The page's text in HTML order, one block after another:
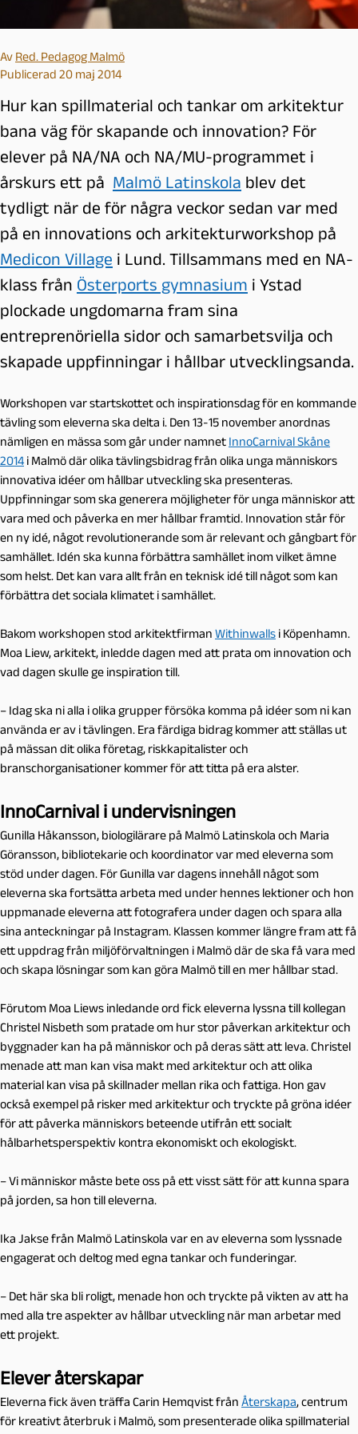
Av Red. Pedagog Malmö
Publicerad 20 maj 2014
Hur kan spillmaterial och tankar om arkitektur
bana väg för skapande och innovation? För
elever på NA/NA och NA/MU-programmet i
årskurs ett på Malmö Latinskola blev det
tydligt när de för några veckor sedan var med
på en innovations och arkitekturworkshop på
Medicon Village i Lund. Tillsammans med en NA-
klass från Österports gymnasium i Ystad
plockade ungdomarna fram sina
entreprenöriella sidor och samarbetsvilja och
skapade uppfinningar i hållbar utvecklingsanda.
Workshopen var startskottet och inspirationsdag för en kommande
tävling som eleverna ska delta i. Den 13-15 november anordnas
nämligen en mässa som går under namnet InnoCarnival Skåne
2014 i Malmö där olika tävlingsbidrag från olika unga människors
innovativa idéer om hållbar utveckling ska presenteras.
Uppfinningar som ska generera möjligheter för unga människor att
vara med och påverka en mer hållbar framtid. Innovation står för
en ny idé, något revolutionerande som är relevant och gångbart för
samhället. Idén ska kunna förbättra samhället inom vilket ämne
som helst. Det kan vara allt från en teknisk idé till något som kan
förbättra det sociala klimatet i samhället.
Bakom workshopen stod arkitektfirman Withinwalls i Köpenhamn.
Moa Liew, arkitekt, inledde dagen med att prata om innovation och
vad dagen skulle ge inspiration till.
– Idag ska ni alla i olika grupper försöka komma på idéer som ni kan
använda er av i tävlingen. Era färdiga bidrag kommer att ställas ut
på mässan dit olika företag, riskkapitalister och
branschorganisationer kommer för att titta på era alster.
InnoCarnival i undervisningen
Gunilla Håkansson, biologilärare på Malmö Latinskola och Maria
Göransson, bibliotekarie och koordinator var med eleverna som
stöd under dagen. För Gunilla var dagens innehåll något som
eleverna ska fortsätta arbeta med under hennes lektioner och hon
uppmanade eleverna att fotografera under dagen och spara alla
sina anteckningar på Instagram. Klassen kommer längre fram att få
ett uppdrag från miljöförvaltningen i Malmö där de ska få vara med
och skapa lösningar som kan göra Malmö till en mer hållbar stad.
Förutom Moa Liews inledande ord fick eleverna lyssna till kollegan
Christel Nisbeth som pratade om hur stor påverkan arkitektur och
byggnader kan ha på människor och på deras sätt att leva. Christel
menade att man kan visa makt med arkitektur och att olika
material kan visa på skillnader mellan rika och fattiga. Hon gav
också exempel på risker med arkitektur och tryckte på gröna idéer
för att påverka människors beteende utifrån ett socialt
hålbarhetsperspektiv kontra ekonomiskt och ekologiskt.
– Vi människor måste bete oss på ett visst sätt för att kunna spara
på jorden, sa hon till eleverna.
Ika Jakse från Malmö Latinskola var en av eleverna som lyssnade
engagerat och deltog med egna tankar och funderingar.
– Det här ska bli roligt, menade hon och tryckte på vikten av att ha
med alla tre aspekter av hållbar utveckling när man arbetar med
ett projekt.
Elever återskapar
Eleverna fick även träffa Carin Hemqvist från Återskapa, centrum
för kreativt återbruk i Malmö, som presenterade olika spillmaterial